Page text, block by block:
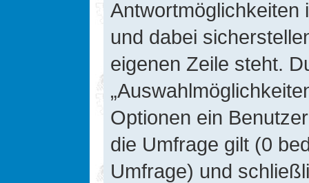
Antwortmöglichkeiten
und dabei
eigenen Zeile steht.
Optionen ein
die Umfrage gilt (0
Umfrage) und